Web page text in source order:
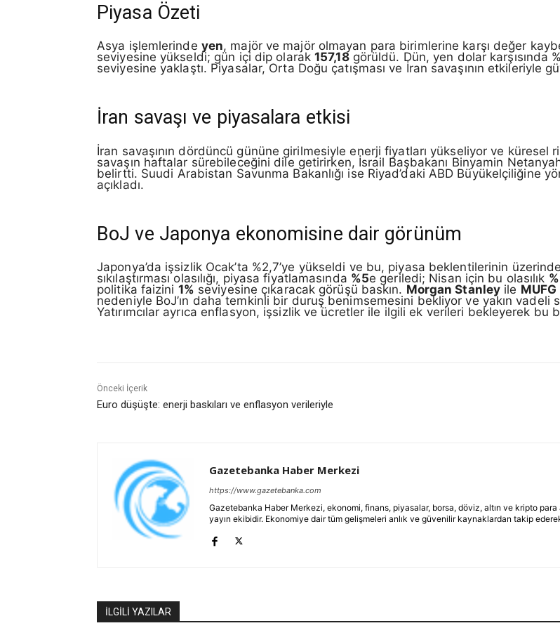
Piyasa Özeti
Asya işlemlerinde yen, majör ve majör olmayan para birimlerine karşı değer
seviyesine yükseldi; gün içi dip olarak157,18görüldü. Dün, yen dolar karşısında
seviyesine yaklaştı. Piyasalar, Orta Doğu çatışması ve İran savaşının etkileriyle
İran savaşı ve piyasalara etkisi
İran savaşının dördüncü gününe girilmesiyle enerji fiyatları yükseliyor ve küresel
savaşın haftalar sürebileceğini dile getirirken, İsrail Başbakanı Binyamin
belirtti. Suudi Arabistan Savunma Bakanlığı ise Riyad’daki ABD Büyükelçiliğine
açıkladı.
BoJ ve Japonya ekonomisine dair görünüm
Japonya’da işsizlik Ocak’ta %2,7’ye yükseldi ve bu, piyasa beklentilerinin
sıkılaştırması olasılığı, piyasa fiyatlamasında %5e geriledi; Nisan için bu olasılık
politika faizini 1% seviyesine çıkaracak görüşü baskın. Morgan Stanley ile MUFG
nedeniyle BoJ’ın daha temkinli bir duruş benimsemesini bekliyor ve yakın vadeli
Yatırımcılar ayrıca enflasyon, işsizlik ve ücretler ile ilgili ek verileri bekleyerek
Önceki İçerik
Euro düşüşte: enerji baskıları ve enflasyon verileriyle
Gazetebanka Haber Merkezi
https://www.gazetebanka.com
Gazetebanka Haber Merkezi, ekonomi, finans, piyasalar, borsa, döviz, altın ve kripto para
yayın ekibidir. Ekonomiye dair tüm gelişmeleri anlık ve güvenilir kaynaklardan takip
İLGİLİ YAZILAR